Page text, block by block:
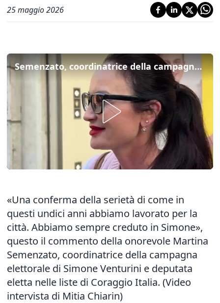
25 maggio 2026
Semenzato, coordinatrice della campagna di Venturini: "L'elezione una conferma della nostra serietà"
«Una conferma della serietà di come in
questi undici anni abbiamo lavorato per la
città. Abbiamo sempre creduto in Simone»,
questo il commento della onorevole Martina
Semenzato, coordinatrice della campagna
elettorale di Simone Venturini e deputata
eletta nelle liste di Coraggio Italia. (Video
intervista di Mitia Chiarin)